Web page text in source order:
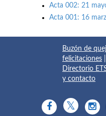
Acta 002: 21
Acta 001: 16
Buzón de
felicitaciones
Directorio
y contacto